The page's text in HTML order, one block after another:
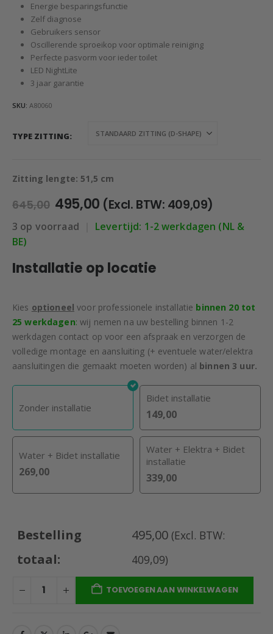
Energie besparingsfunctie
Zelf diagnose
Gebruikers sensor
Oscillerende sproeikop voor optimale reiniging
Perfecte pasvorm voor ieder toilet
LED NightLite
3 jaar garantie
SKU: A80060
TYPE ZITTING
Zitting lengte: 51,5 cm
645,00 Oorspronkelijke
prijs
was:
495,00Huidige
prijs
is:
(Excl. BTW: 409,09)
3 op voorraad
Levertijd: 1-2 werkdagen (NL &
BE)
Installatie op locatie
Kies optioneel voor professionele installatie binnen 20 tot
25 werkdagen: wij nemen na uw bestelling binnen 1-2
werkdagen contact op voor een afspraak en verzorgen de
volledige montage en aansluiting (+ eventuele water/elektra
aansluitingen die gemaakt moeten worden) al binnen 3 uur.
Zonder installatie
Bidet installatie
149,00
Water + Bidet installatie
269,00
Water + Elektra + Bidet
installatie
339,00
Bestelling
totaal:
495,00 (Excl. BTW:
409,09)
TOEVOEGEN AAN WINKELWAGEN